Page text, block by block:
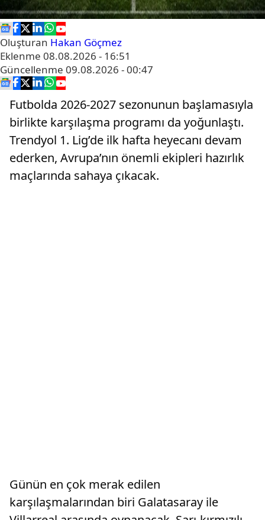
Oluşturan Hakan Göçmez
Eklenme 08.08.2026 - 16:51
Güncellenme 09.08.2026 - 00:47
Futbolda 2026-2027 sezonunun başlamasıyla
birlikte karşılaşma programı da yoğunlaştı.
Trendyol 1. Lig’de ilk hafta heyecanı devam
ederken, Avrupa’nın önemli ekipleri hazırlık
maçlarında sahaya çıkacak.
Günün en çok merak edilen
karşılaşmalarından biri Galatasaray ile